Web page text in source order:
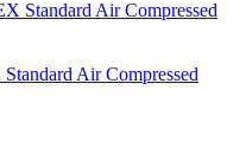
Air Compressed